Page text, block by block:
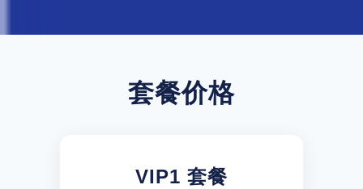
套餐价格
VIP1 套餐